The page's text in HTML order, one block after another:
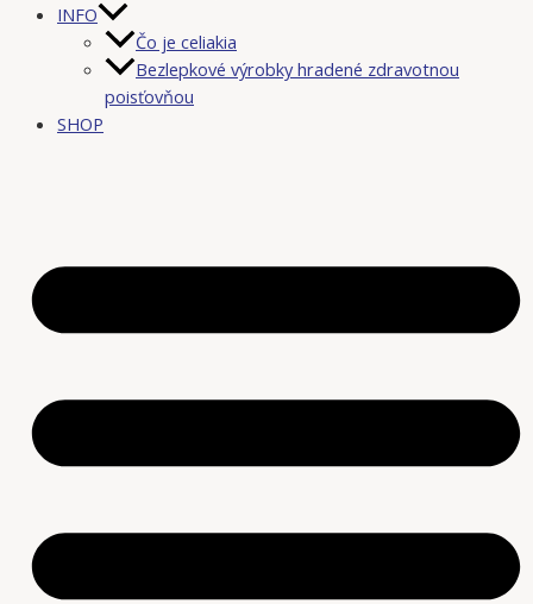
INFO
Čo je celiakia
Bezlepkové výrobky hradené zdravotnou
poisťovňou
SHOP